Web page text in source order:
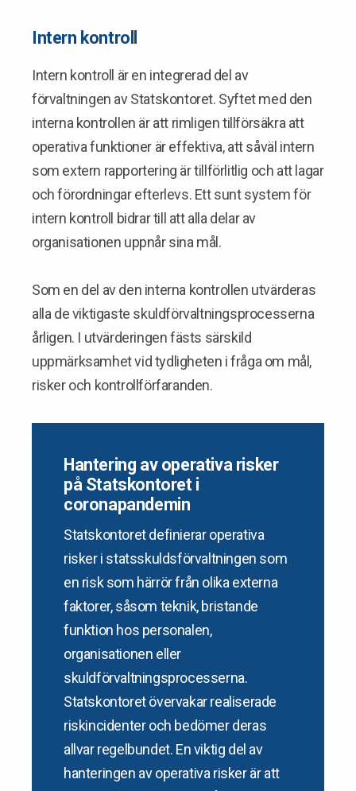
Intern kontroll
Intern kontroll är en integrerad del av
förvaltningen av Statskontoret. Syftet med den
interna kontrollen är att rimligen tillförsäkra att
operativa funktioner är effektiva, att såväl intern
som extern rapportering är tillförlitlig och att lagar
och förordningar efterlevs. Ett sunt system för
intern kontroll bidrar till att alla delar av
organisationen uppnår sina mål.
Som en del av den interna kontrollen utvärderas
alla de viktigaste skuldförvaltningsprocesserna
årligen. I utvärderingen fästs särskild
uppmärksamhet vid tydligheten i fråga om mål,
risker och kontrollförfaranden.
Hantering av operativa risker
på Statskontoret i
coronapandemin
Statskontoret definierar operativa
risker i statsskuldsförvaltningen som
en risk som härrör från olika externa
faktorer, såsom teknik, bristande
funktion hos personalen,
organisationen eller
skuldförvaltningsprocesserna.
Statskontoret övervakar realiserade
riskincidenter och bedömer deras
allvar regelbundet. En viktig del av
hanteringen av operativa risker är att